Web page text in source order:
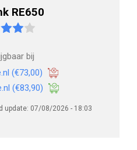
RE650
bij
(€73,00)
(€83,90)
update: 07/08/2026 - 18:03